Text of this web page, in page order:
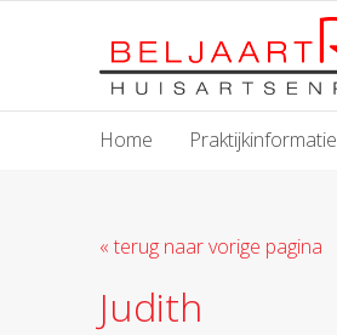
Home Praktijkinformatie
« terug naar vorige pagina
Judith